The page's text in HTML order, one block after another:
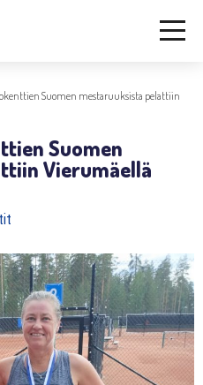
Suomen mestaruuksista pelattiin
Suomen
Vierumäellä